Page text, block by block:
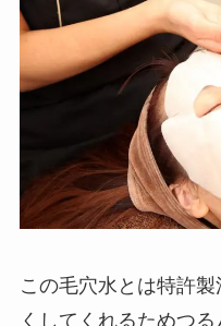
この毛穴水とは特許
くしてくれるためつ